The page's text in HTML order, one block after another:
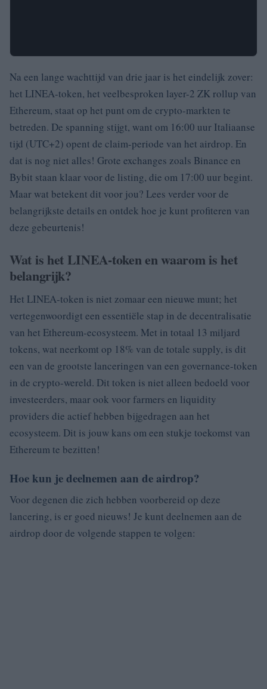
Na een lange wachttijd van drie jaar is het eindelijk zover:
het LINEA-token, het veelbesproken layer-2 ZK rollup van
Ethereum, staat op het punt om de crypto-markten te
betreden. De spanning stijgt, want om 16:00 uur Italiaanse
tijd (UTC+2) opent de claim-periode van het airdrop. En
dat is nog niet alles! Grote exchanges zoals Binance en
Bybit staan klaar voor de listing, die om 17:00 uur begint.
Maar wat betekent dit voor jou? Lees verder voor de
belangrijkste details en ontdek hoe je kunt profiteren van
deze gebeurtenis!
Wat is het LINEA-token en waarom is het
belangrijk?
Het LINEA-token is niet zomaar een nieuwe munt; het
vertegenwoordigt een essentiële stap in de decentralisatie
van het Ethereum-ecosysteem. Met in totaal 13 miljard
tokens, wat neerkomt op 18% van de totale supply, is dit
een van de grootste lanceringen van een governance-token
in de crypto-wereld. Dit token is niet alleen bedoeld voor
investeerders, maar ook voor farmers en liquidity
providers die actief hebben bijgedragen aan het
ecosysteem. Dit is jouw kans om een stukje toekomst van
Ethereum te bezitten!
Hoe kun je deelnemen aan de airdrop?
Voor degenen die zich hebben voorbereid op deze
lancering, is er goed nieuws! Je kunt deelnemen aan de
airdrop door de volgende stappen te volgen: